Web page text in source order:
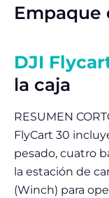
Empaque
DJI
la caja
RESUMEN
FlyCart 30
pesado, cuatro
la estación de
(Winch) para